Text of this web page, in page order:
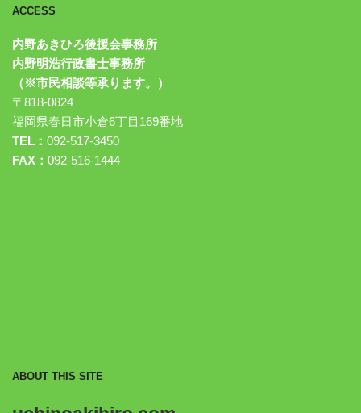
ACCESS
内野あきひろ後援会事務所
内野明浩行政書士事務所
（※市民相談等承ります。）
〒818-0824
福岡県春日市小倉6丁目169番地
TEL： 092-517-3450
FAX： 092-516-1444
ABOUT THIS SITE